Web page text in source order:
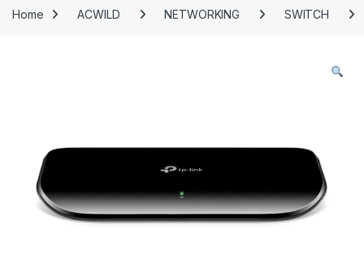
Home ACWILD NETWORKING SWITCH